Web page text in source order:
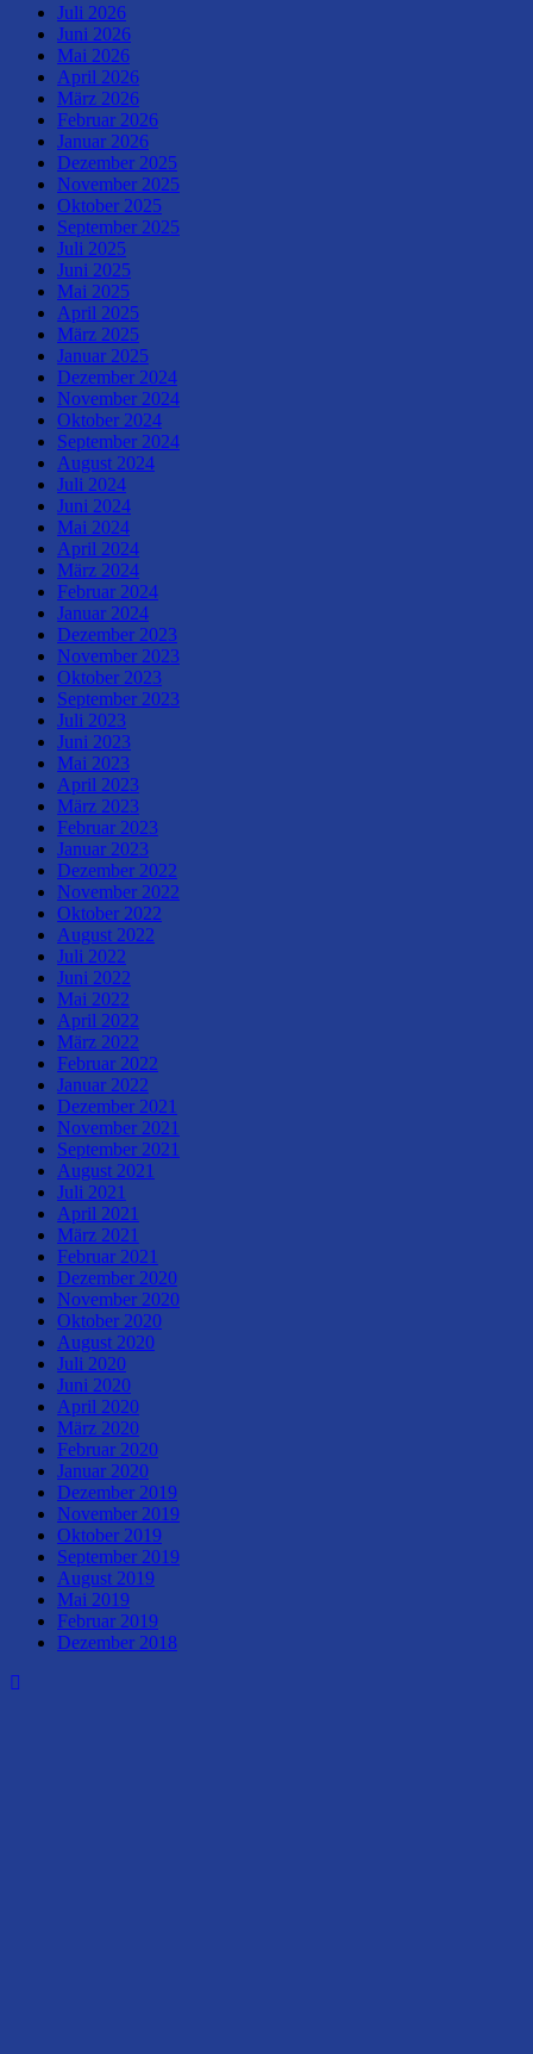
Juli 2026
Juni 2026
Mai 2026
April 2026
März 2026
Februar 2026
Januar 2026
Dezember 2025
November 2025
Oktober 2025
September 2025
Juli 2025
Juni 2025
Mai 2025
April 2025
März 2025
Januar 2025
Dezember 2024
November 2024
Oktober 2024
September 2024
August 2024
Juli 2024
Juni 2024
Mai 2024
April 2024
März 2024
Februar 2024
Januar 2024
Dezember 2023
November 2023
Oktober 2023
September 2023
Juli 2023
Juni 2023
Mai 2023
April 2023
März 2023
Februar 2023
Januar 2023
Dezember 2022
November 2022
Oktober 2022
August 2022
Juli 2022
Juni 2022
Mai 2022
April 2022
März 2022
Februar 2022
Januar 2022
Dezember 2021
November 2021
September 2021
August 2021
Juli 2021
April 2021
März 2021
Februar 2021
Dezember 2020
November 2020
Oktober 2020
August 2020
Juli 2020
Juni 2020
April 2020
März 2020
Februar 2020
Januar 2020
Dezember 2019
November 2019
Oktober 2019
September 2019
August 2019
Mai 2019
Februar 2019
Dezember 2018